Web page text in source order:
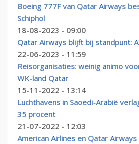
Boeing 777F van Qatar Airways
Schiphol
18-08-2023 - 09:00
Qatar Airways blijft bij standpunt:
22-06-2023 - 11:59
Reisorganisaties: weinig animo
WK-land Qatar
15-11-2022 - 13:14
Luchthavens in Saoedi-Arabië
35 procent
21-07-2022 - 12:03
American Airlines en Qatar